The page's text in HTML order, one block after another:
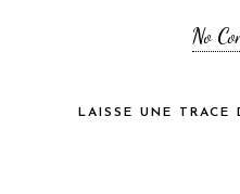
No
LAISSE UNE TRACE